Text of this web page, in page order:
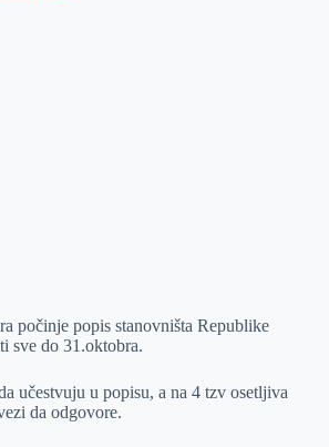
počinje popis stanovništa Republike
sve do 31.oktobra.
učestvuju u popisu, a na 4 tzv osetljiva
da odgovore.